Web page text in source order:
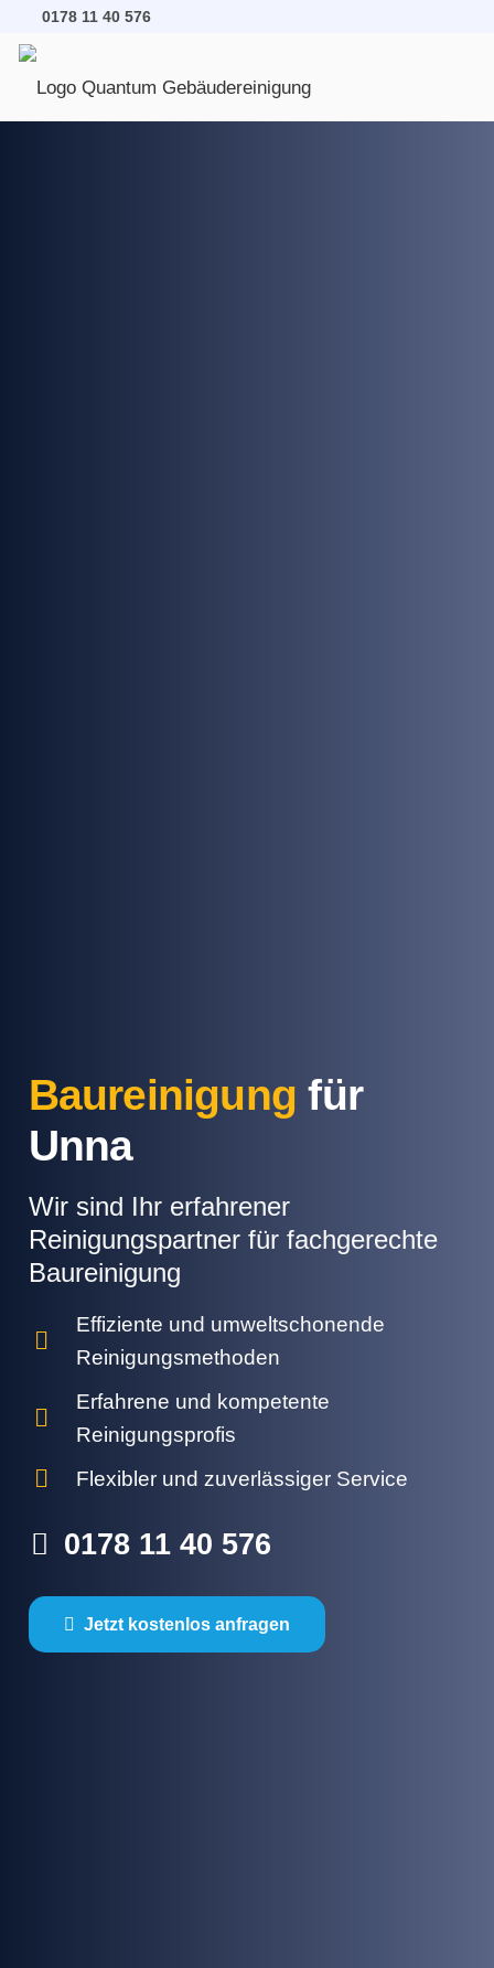
0178 11 40 576
Baureinigung für
Unna
Wir sind Ihr erfahrener
Reinigungspartner für fachgerechte
Baureinigung
Effiziente und umweltschonende
Reinigungsmethoden
Erfahrene und kompetente
Reinigungsprofis
Flexibler und zuverlässiger Service
0178 11 40 576
Jetzt kostenlos anfragen